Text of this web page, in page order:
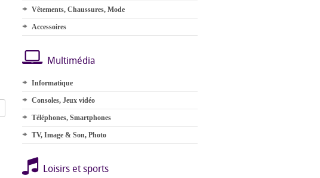
Vêtements, Chaussures, Mode
Accessoires
Multimédia
Informatique
Consoles, Jeux vidéo
Téléphones, Smartphones
TV, Image & Son, Photo
Loisirs et sports